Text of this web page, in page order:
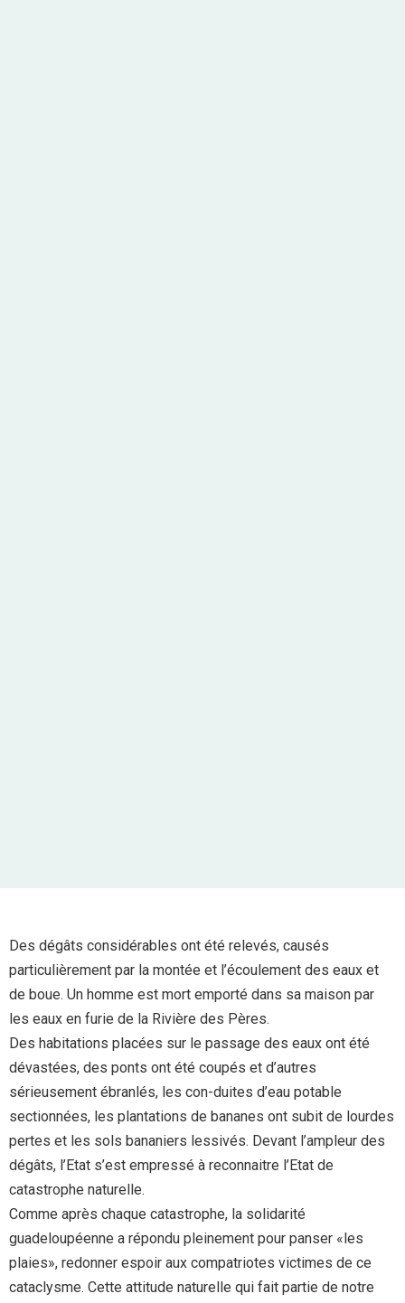
Des dégâts considérables ont été relevés, causés
particulièrement par la montée et l’écoulement des eaux et
de boue. Un homme est mort emporté dans sa maison par
les eaux en furie de la Rivière des Pères.
Des habitations placées sur le passage des eaux ont été
dévastées, des ponts ont été coupés et d’autres
sérieusement ébranlés, les con-duites d’eau potable
sectionnées, les plantations de bananes ont subit de lourdes
pertes et les sols bananiers lessivés. Devant l’ampleur des
dégâts, l’Etat s’est empressé à reconnaitre l’Etat de
catastrophe naturelle.
Comme après chaque catastrophe, la solidarité
guadeloupéenne a répondu pleinement pour panser «les
plaies», redonner espoir aux compatriotes victimes de ce
cataclysme. Cette attitude naturelle qui fait partie de notre